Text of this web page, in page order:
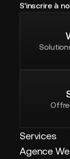
S'inscrire à
Services
Agence